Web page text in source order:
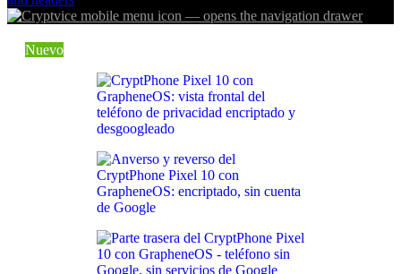
Nuevo